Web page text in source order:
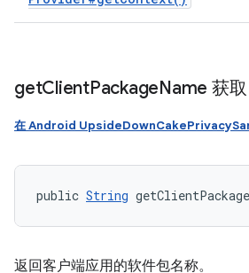
getClientPackageName 获取
在 Android
public String
返回客户端应用的软件包名称。